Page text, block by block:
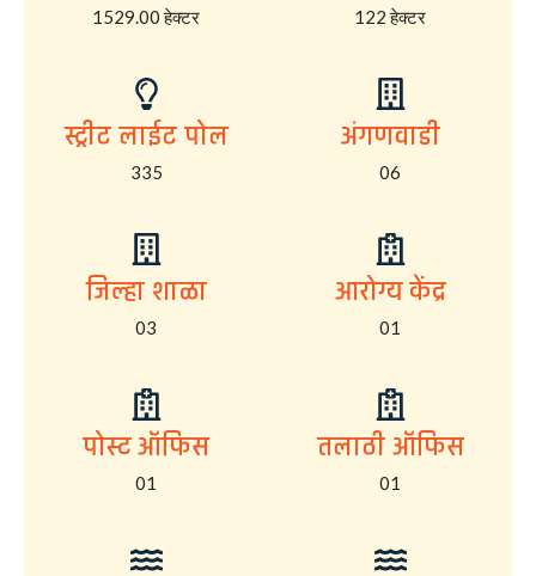
1529.00 हेक्टर 122 हेक्टर
स्ट्रीट लाईट पोल
335
अंगणवाडी
06
जिल्हा शाळा
03
आरोग्य केंद्र
01
पोस्ट ऑफिस
01
तलाठी ऑफिस
01